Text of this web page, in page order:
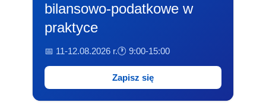
bilansowo-podatkowe w
praktyce
📅 11-12.08.2026 r.🕐 9:00-15:00
Zapisz się